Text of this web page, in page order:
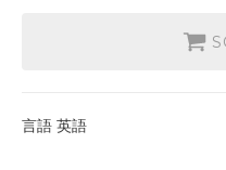
言語 英語